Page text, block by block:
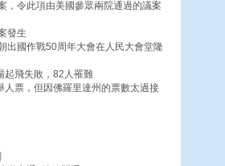
令此項由美國參眾兩院通過的議案
發生
國作戰50周年大會在人民大會堂隆
起飛失敗，82人罹難
票，但因佛羅里達州的票數太過接